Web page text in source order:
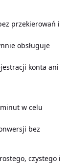
przekierowań i
obsługuje
konta ani
w celu
bez
czystego i